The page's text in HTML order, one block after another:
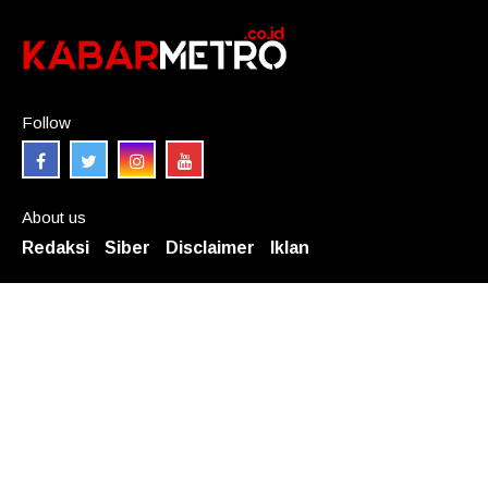
Follow
About us
Redaksi
Siber Disclaimer Iklan